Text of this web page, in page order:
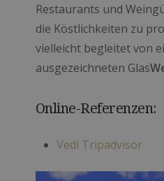
Restaurants und
die Köstlichkeiten zu
vielleicht begleitet von
ausgezeichneten Glas
Online-Referenzen:
Vedi Tripadvisor